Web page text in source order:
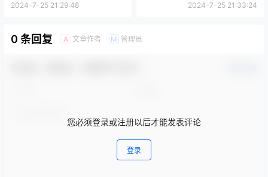
2024-7-25 21:29:48 2024-7-25 21:33:24
0 条回复 A 文章作者 M 管理员
您必须登录或注册以后才能发表评论
登录